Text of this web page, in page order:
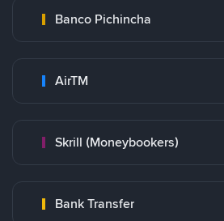
Banco Pichincha
AirTM
Skrill (Moneybookers)
Bank Transfer